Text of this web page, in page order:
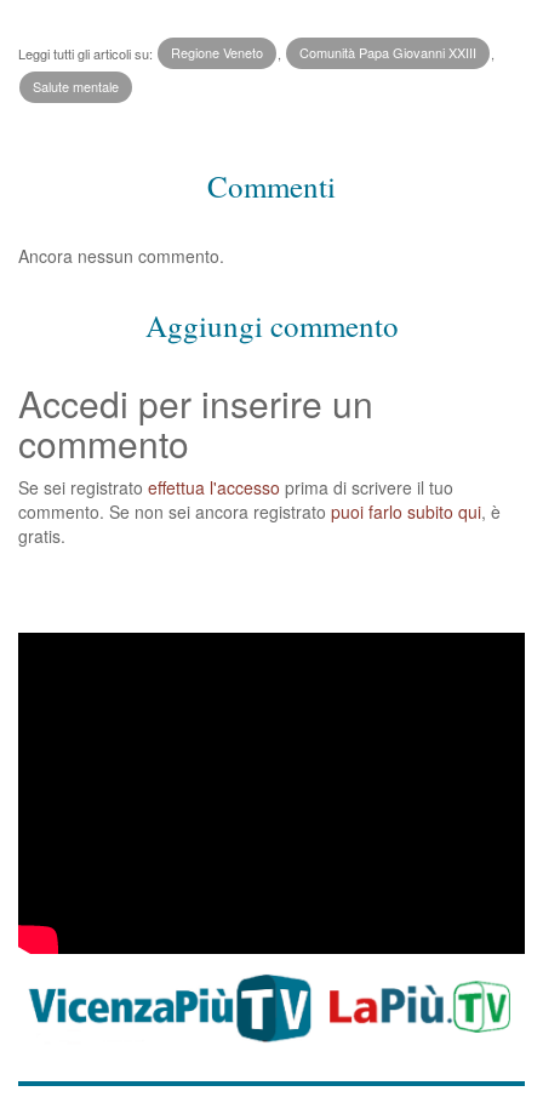
Leggi tutti gli articoli su: Regione Veneto Comunità Papa Giovanni XXIII
Salute mentale
Commenti
Ancora nessun commento.
Aggiungi commento
Accedi per inserire un
commento
Se sei registrato effettua l'accesso prima di scrivere il tuo
commento. Se non sei ancora registrato puoi farlo subito qui, è
gratis.